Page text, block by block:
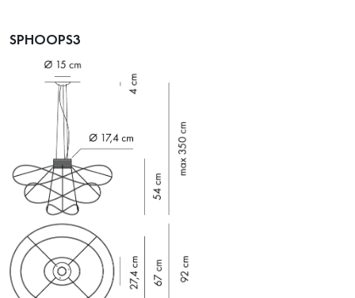
SPHOOPS3